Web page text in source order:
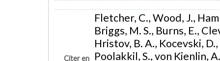
Citer en
Fletcher, C., Wood, J.,
Briggs, M. S., Burns, E.,
Hristov, B. A., Kocevski,
Poolakkil, S., von Kienlin,